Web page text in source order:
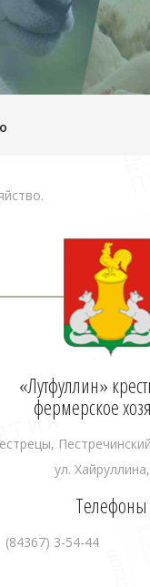
«Лутфуллин»
фермерское
ул.
Телефоны
(84367) 3-54-44